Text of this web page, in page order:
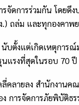
รจัดการร่วมกัน โดย
ถล่ม และทุกองคาพ
บตั้งแต่เกิดเหตุการ
แรงที่สุดในรอบ 70 ปี
คลายลง สำนักงานค
ง การจัดการภัยพิบัติ